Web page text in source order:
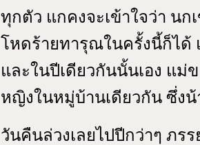
ทุกตัว แกคงจะเข้าใจว่า นก
โหดร้ายทารุณในครั้งนี้ก็ได้
และในปีเดียวกันนั้นเอง แม่
หญิงในหมู่บ้านเดียวกัน ซึ่ง
วันคืนล่วงเลยไปปีกว่าๆ ภร